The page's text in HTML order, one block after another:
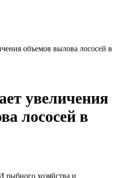
объемов вылова лососей в
увеличения
лососей в
хозяйства и